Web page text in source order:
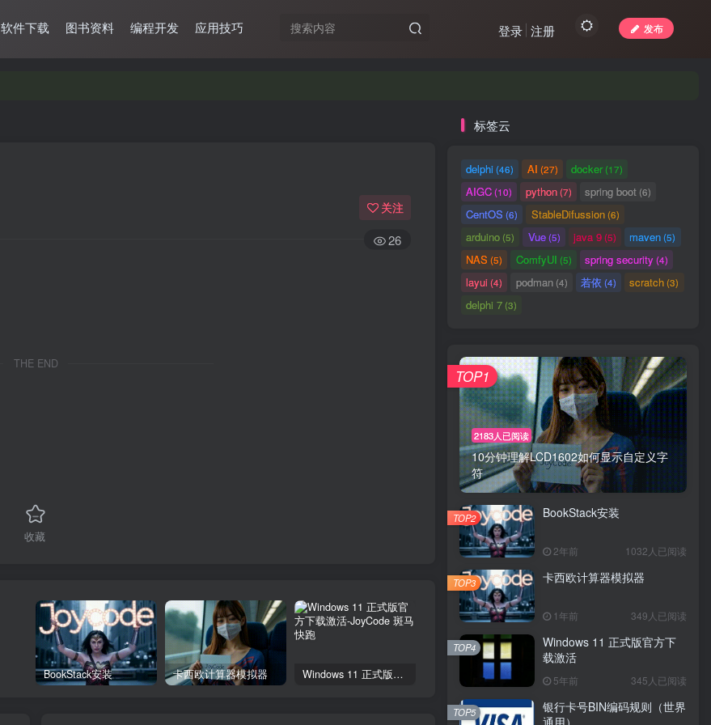
软件下载 图书资料 编程开发 应用技巧 发布
登录 注册
关注
26
THE END
收藏
BookStack安装 卡西欧计算器模拟器 Windows 11 正式版官方下载激活 Delphi 下深入Windows核心编程
标签云
delphi(46) AI (27) docker(17)
AIGC(10) python(7) spring boot(6)
CentOS (6) StableDifussion(6)
arduino (5) Vue(5) java 9(5) maven(5)
NAS (5) ComfyUI (5) spring security (4)
layui(4) podman(4) 若依 (4) scratch(3)
delphi 7 (3)
2183人已阅读
10分钟理解LCD1602如何显示自定义字
符
TOP1
BookStack安装
2年前 1032人已阅读
TOP2
卡西欧计算器模拟器
1年前 349人已阅读
TOP3
Windows 11 正式版官方下
载激活
5年前 345人已阅读
TOP4
银行卡号BIN编码规则（世界
TOP5